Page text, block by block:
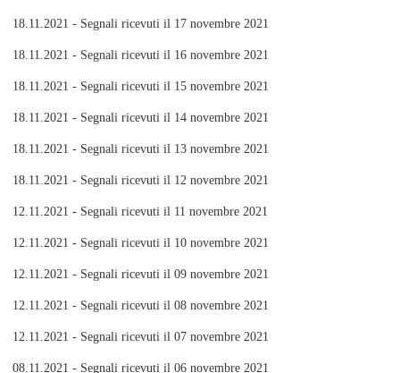
18.11.2021 - Segnali ricevuti il 17 novembre 2021
18.11.2021 - Segnali ricevuti il 16 novembre 2021
18.11.2021 - Segnali ricevuti il 15 novembre 2021
18.11.2021 - Segnali ricevuti il 14 novembre 2021
18.11.2021 - Segnali ricevuti il 13 novembre 2021
18.11.2021 - Segnali ricevuti il 12 novembre 2021
12.11.2021 - Segnali ricevuti il 11 novembre 2021
12.11.2021 - Segnali ricevuti il 10 novembre 2021
12.11.2021 - Segnali ricevuti il 09 novembre 2021
12.11.2021 - Segnali ricevuti il 08 novembre 2021
12.11.2021 - Segnali ricevuti il 07 novembre 2021
08.11.2021 - Segnali ricevuti il 06 novembre 2021